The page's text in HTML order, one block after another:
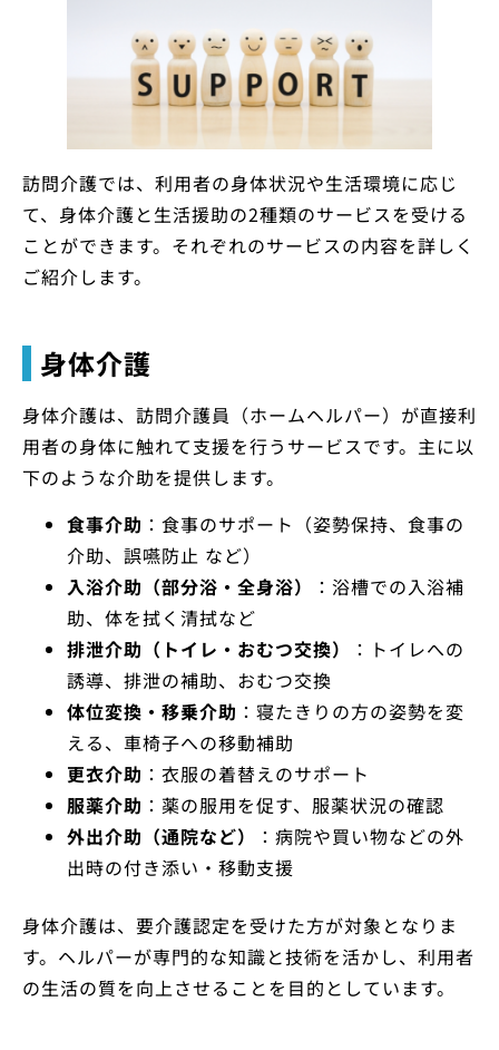
訪問介護では、利用者の身体状況や生活環境に応じ
て、身体介護と生活援助の2種類のサービスを受ける
ことができます。それぞれのサービスの内容を詳しく
ご紹介します。
身体介護
身体介護は、訪問介護員（ホームヘルパー）が直接利
用者の身体に触れて支援を行うサービスです。主に以
下のような介助を提供します。
食事介助 ：食事のサポート（姿勢保持、食事の
介助、誤嚥防止 など）
入浴介助（部分浴・全身浴）
：浴槽での入浴補
助、体を拭く清拭など
排泄介助（トイレ・おむつ交換）
：トイレへの
誘導、排泄の補助、おむつ交換
体位変換・移乗介助 ：寝たきりの方の姿勢を変
える、車椅子への移動補助
更衣介助 ：衣服の着替えのサポート
服薬介助 ：薬の服用を促す、服薬状況の確認
外出介助（通院など）
：病院や買い物などの外
出時の付き添い・移動支援
身体介護は、要介護認定を受けた方が対象となりま
す。ヘルパーが専門的な知識と技術を活かし、利用者
の生活の質を向上させることを目的としています。